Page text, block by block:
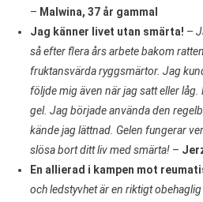
– Malwina, 37 år gammal
Jag känner livet utan smärta! –
så efter flera års arbete bakom
fruktansvärda ryggsmärtor. Jag
följde mig även när jag satt eller
gel. Jag började använda den
kände jag lättnad. Gelen fungerar
slösa bort ditt liv med smärta!–
En allierad i kampen mot
och ledstyvhet är en riktigt